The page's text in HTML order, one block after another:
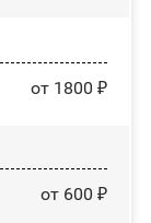
от 1800 ₽
от 600 ₽